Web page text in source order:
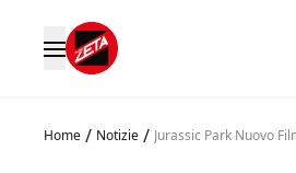
Home / Notizie / Jurassic Park Nuovo